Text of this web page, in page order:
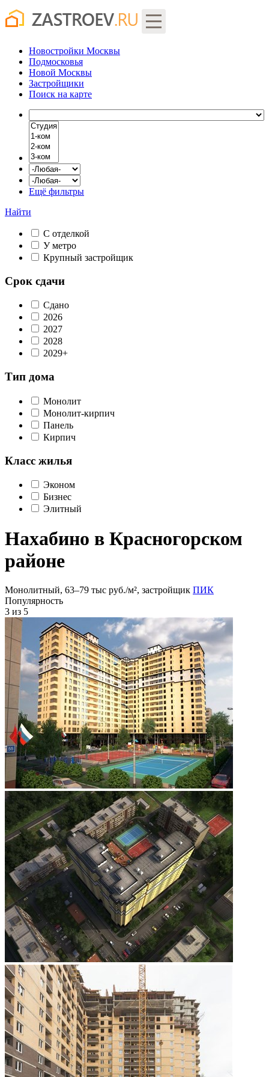
Новостройки Москвы
Подмосковья
Новой Москвы
Застройщики
Поиск на карте
Ещё фильтры
Найти
С отделкой
У метро
Крупный застройщик
Срок сдачи
Сдано
2026
2027
2028
2029+
Тип дома
Монолит
Монолит-кирпич
Панель
Кирпич
Класс жилья
Эконом
Бизнес
Элитный
Нахабино в Красногорском
районе
Монолитный, 63‒79 тыс руб./м², застройщик ПИК
Популярность
3 из 5